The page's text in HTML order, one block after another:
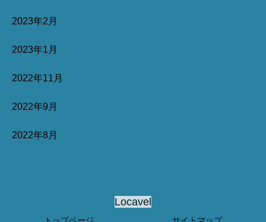
2023年2月
2023年1月
2022年11月
2022年9月
2022年8月
Locavel
トップページ サイトマップ